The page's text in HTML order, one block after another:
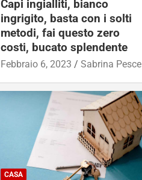
Capi ingialliti, bianco
ingrigito, basta con i solti
metodi, fai questo zero
costi, bucato splendente
Febbraio 6, 2023 Sabrina Pesce
CASA